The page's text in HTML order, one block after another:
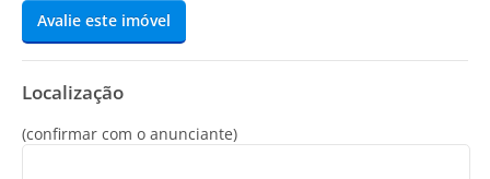
Avalie este imóvel
Localização
(confirmar com o anunciante)